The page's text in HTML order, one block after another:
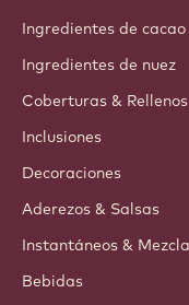
Acerca de nosotros
Barry Callebaut Group
Contáctanos
Newsletter
Dónde comprar